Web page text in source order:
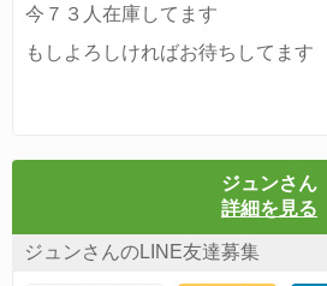
今７３人在庫してます
もしよろしければお待ちしてます
ジュンさん
詳細を見る
ジュンさんのLINE友達募集